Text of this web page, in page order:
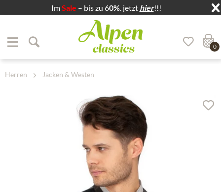
ImSale – bis zu 60%. jetzt hier!!!
Zum Hauptbereich springen
0
Herren Jacken & Westen